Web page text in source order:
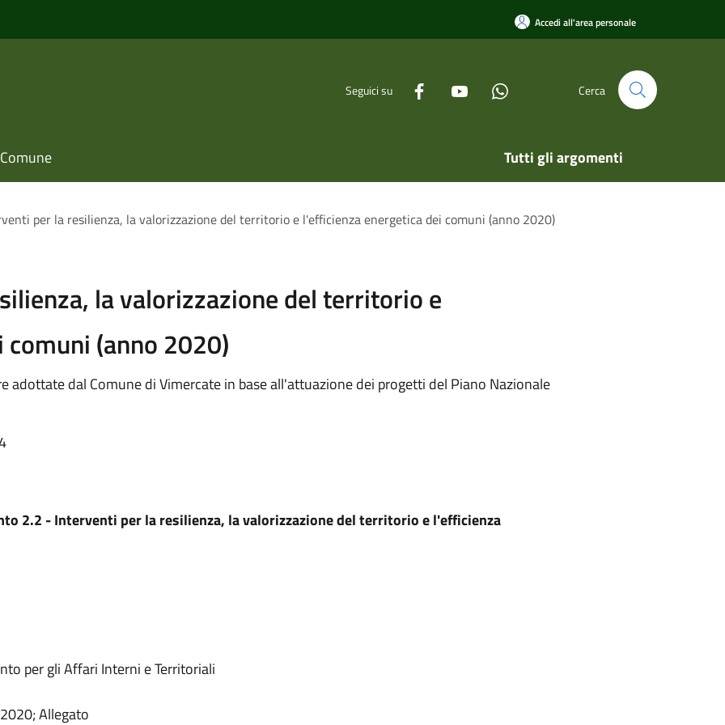
Accedi all'area personale
Seguici su Cerca
Tutti gli argomenti
per la resilienza, la valorizzazione del territorio e l'efficienza energetica dei comuni (anno 2020)
la valorizzazione del territorio e
(anno 2020)
adottate dal Comune di Vimercate in base all'attuazione dei progetti del Piano Nazionale
2.2 - Interventi per la resilienza, la valorizzazione del territorio e l'efficienza
per gli Affari Interni e Territoriali
Allegato